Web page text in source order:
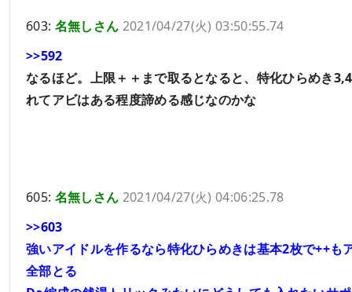
603: 名無しさん 2021/04/27(火) 03:50:55.74
>>592
なるほど。上限＋＋まで取るとなると、特化ひらめき
れてアビはある程度諦める感じなのかな
605: 名無しさん 2021/04/27(火) 04:06:25.78
>>603
強いアイドルを作るなら特化ひらめきは基本2枚で++も
全部とる